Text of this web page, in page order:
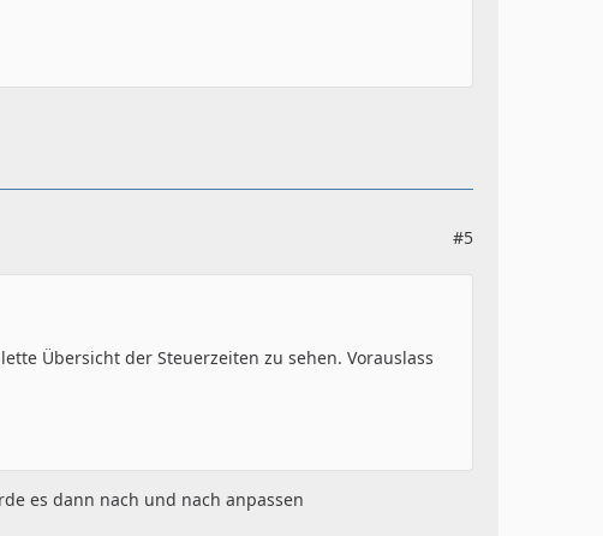
#5
Übersicht der Steuerzeiten zu sehen. Vorauslass
es dann nach und nach anpassen